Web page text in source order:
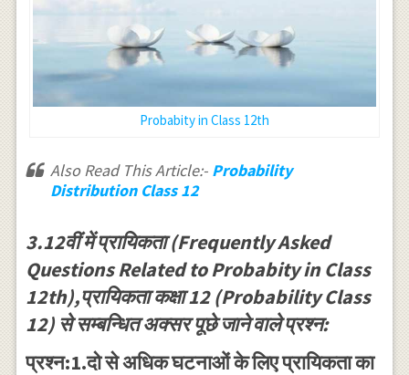
Probabity in Class 12th
Also Read This Article:- Probability
Distribution Class 12
3.12वीं में प्रायिकता (Frequently Asked
Questions Related to Probabity in Class
12th),प्रायिकता कक्षा 12 (Probability Class
12) से सम्बन्धित अक्सर पूछे जाने वाले प्रश्न:
प्रश्न:1.दो से अधिक घटनाओं के लिए प्रायिकता का